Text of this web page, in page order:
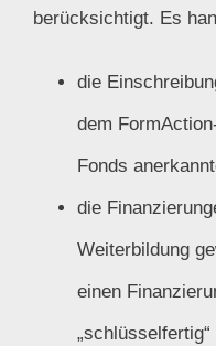
berücksichtigt. Es
die
dem
Fonds
die
Weiterbildung
einen
„schlüsselfertig“